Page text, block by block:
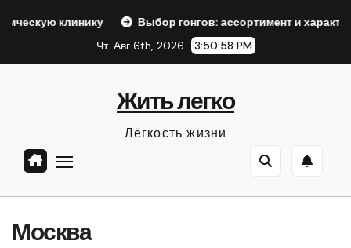
Выбор гонгов: ассортимент и характеристики
Чт. Авг 6th, 2026
3:50:59 PM
Жить легко
Лёгкость жизни
Москва